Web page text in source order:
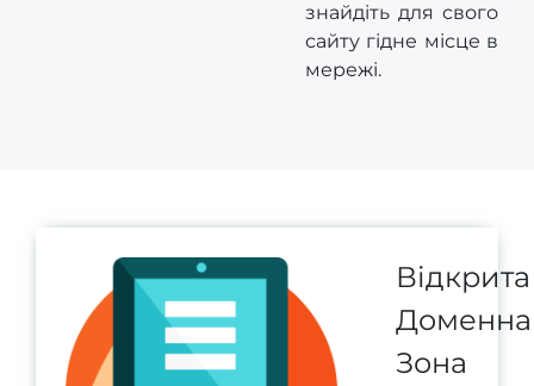
знайдіть для свого
сайту гідне місце в
мережі.
Відкрита
Доменна
Зона